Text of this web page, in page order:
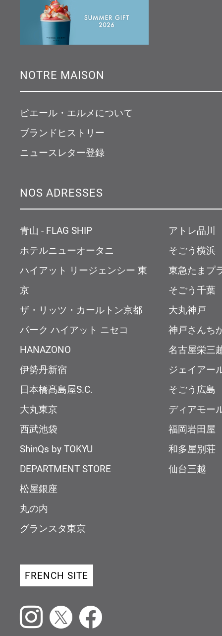
NOTRE MAISON
ピエール・エルメについて
ブランドヒストリー
ニュースレター登録
NOS ADRESSES
青山 - FLAG SHIP
ホテルニューオータニ
ハイアット リージェンシー 東
京
ザ・リッツ・カールトン京都
パーク ハイアット ニセコ
HANAZONO
伊勢丹新宿
日本橋髙島屋S.C.
大丸東京
西武池袋
ShinQs by TOKYU
DEPARTMENT STORE
松屋銀座
丸の内
グランスタ東京
アトレ品川
そごう横浜
東急たまプ
そごう千葉
大丸神戸
神戸さんち
名古屋栄三
ジェイアー
そごう広島
ディアモー
福岡岩田屋
和多屋別荘
仙台三越
FRENCH SITE